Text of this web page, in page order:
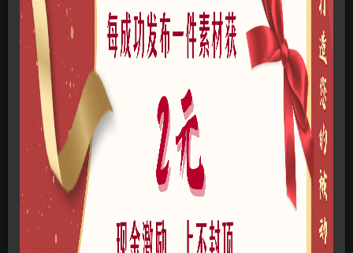
云木
我是一名景观设计师
关注
61 12